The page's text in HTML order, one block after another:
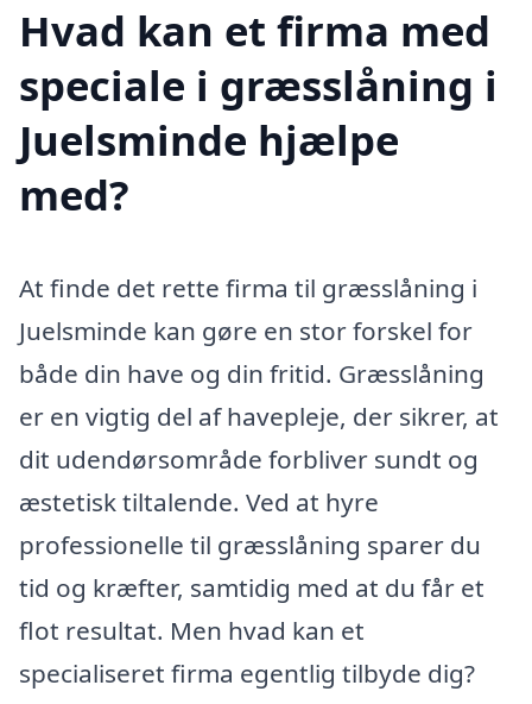
Hvad kan et firma med
speciale i græsslåning i
Juelsminde hjælpe
med?
At finde det rette firma til græsslåning i
Juelsminde kan gøre en stor forskel for
både din have og din fritid. Græsslåning
er en vigtig del af havepleje, der sikrer, at
dit udendørsområde forbliver sundt og
æstetisk tiltalende. Ved at hyre
professionelle til græsslåning sparer du
tid og kræfter, samtidig med at du får et
flot resultat. Men hvad kan et
specialiseret firma egentlig tilbyde dig?